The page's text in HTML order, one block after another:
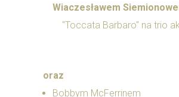
Wiaczesławem
"Toccata Barbaro" na trio
oraz
Bobbym McFerrinem